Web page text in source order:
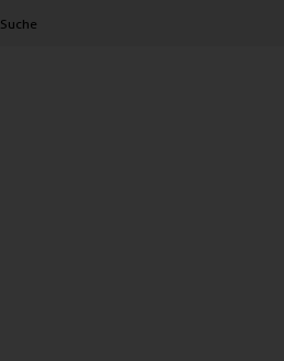
Suche